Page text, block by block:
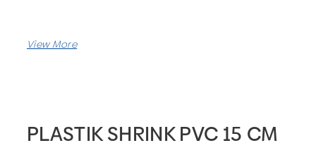
PLASTIK SHRINK PVC 15 CM